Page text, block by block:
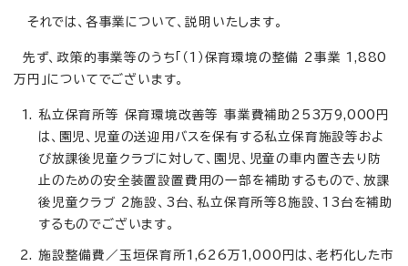
それでは、各事業について、説明いたします。
先ず、政策的事業等のうち「（1）保育環境の整備 2事業 1,880
万円」についてでございます。
私立保育所等 保育環境改善等 事業費補助253万9,000円
は、園児、児童の送迎用バスを保有する私立保育施設等およ
び放課後児童クラブに対して、園児、児童の車内置き去り防
止のための安全装置設置費用の一部を補助するもので、放課
後児童クラブ 2施設、3台、私立保育所等8施設、13台を補助
するものでございます。
施設整備費／玉垣保育所1,626万1,000円は、老朽化した市